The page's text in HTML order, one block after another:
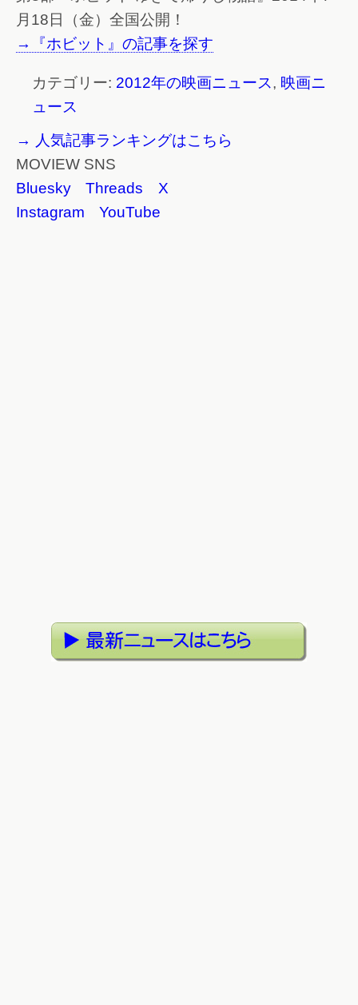
月18日（金）全国公開！
→『ホビット』の記事を探す
カテゴリー: 2012年の映画ニュース, 映画ニ
ュース
→ 人気記事ランキングはこちら
MOVIEW SNS
Bluesky
Threads
X
Instagram
YouTube